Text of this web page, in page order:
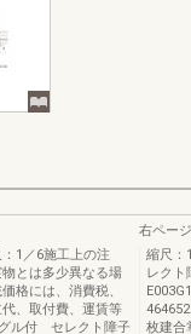
1／6施工上の注
とは多少異なる場
格には、消費税、
、取付費、運賃等
ル付 セレクト障子
右ペー
縮尺：
レクト
枚建合